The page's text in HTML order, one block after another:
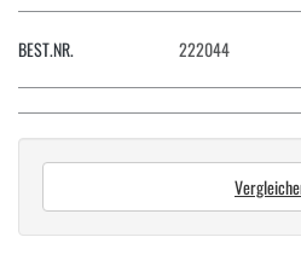
BEST.NR. 222044